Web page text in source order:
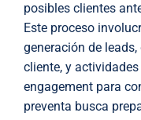
posibles clientes
Este proceso
generación de
cliente, y
engagement para
preventa busca